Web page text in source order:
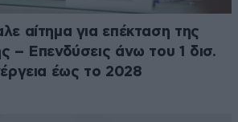
αίτημα για επέκταση της
– Επενδύσεις άνω του 1 δισ.
έως το 2028